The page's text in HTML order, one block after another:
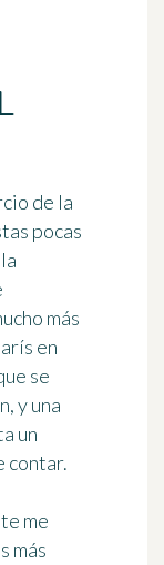
de la
pocas
más
en
se
y una
un
contar.
me
más